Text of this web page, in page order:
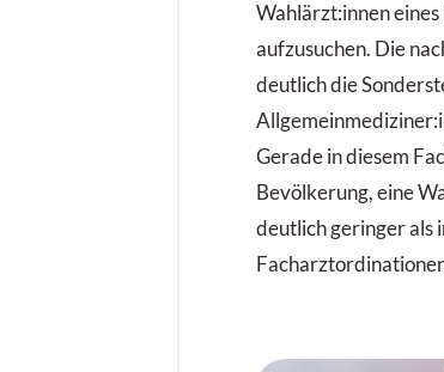
Wahlärzt:innen
aufzusuchen. Die
deutlich die
Gerade in diesem
Bevölkerung, eine
deutlich geringer als